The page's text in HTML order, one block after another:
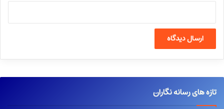
تازه های رسانه نگاران